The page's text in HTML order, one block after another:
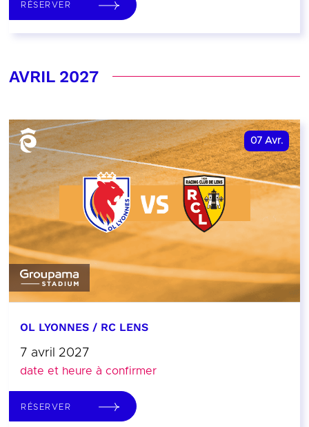
RÉSERVER
AVRIL 2027
07 Avr.
OL LYONNES / RC LENS
7 avril 2027
date et heure à confirmer
RÉSERVER